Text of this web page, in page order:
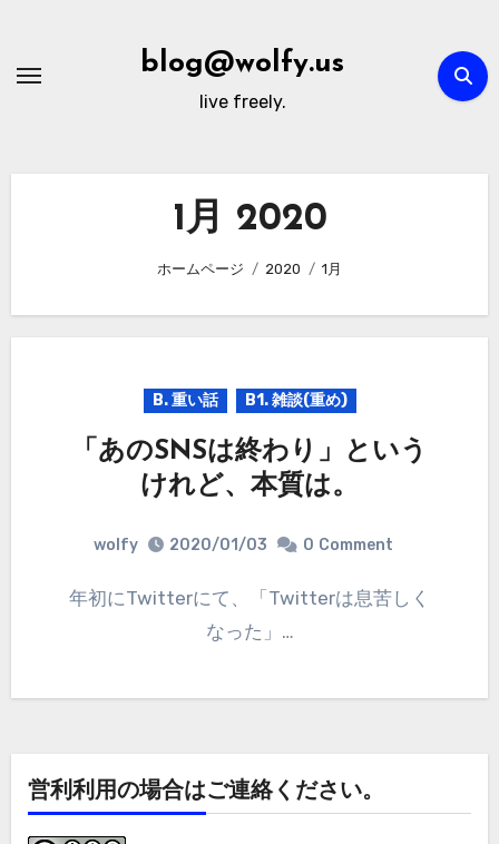
blog@wolfy.us
live freely.
1月 2020
ホームページ 2020 1月
B. 重い話 B1. 雑談(重め)
「あのSNSは終わり」という
けれど、本質は。
wolfy 2020/01/03 0 Comment
年初にTwitterにて、「Twitterは息苦しく
なった」…
営利利用の場合はご連絡ください。